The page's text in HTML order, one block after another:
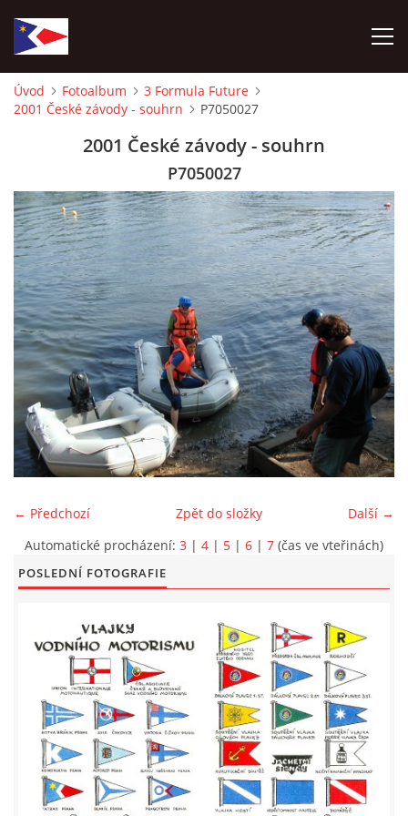
ÚVOD
HISTORIE
SOUČASNOST
VIZE BUDOUCNOSTI
FOTOALBUM
LODĚNICE A OKOLÍ
PLOVOUCÍ LODĚNICE
UŽITEČNÉ ODKAZY
KONTAKTY
VSTUP PRO ČLENY
Úvod Fotoalbum
3 Formula Future
2001 České závody - souhrn
P7050027
2001 České závody - souhrn
P7050027
← Předchozí Další →
Zpět do složky
Automatické procházení: 3 | 4 | 5 | 6 | 7 (čas ve vteřinách)
POSLEDNÍ FOTOGRAFIE